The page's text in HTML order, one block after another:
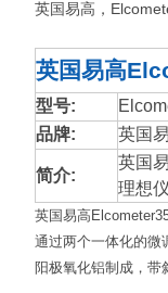
英国易高，
英国易高
型号:
品牌:
英国
简介:
英国
理想
英国易高
通过两个一体化的微
阳极氧化铝制成，